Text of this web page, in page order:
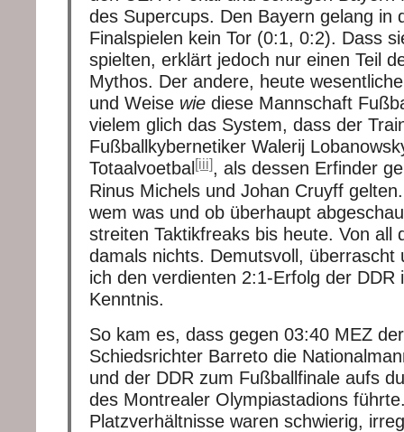
des Supercups. Den Bayern gelang in
Finalspielen kein Tor (0:1, 0:2). Dass
spielten, erklärt jedoch nur einen Teil
Mythos. Der andere, heute
und Weise wie diese Mannschaft
vielem glich das System, dass der
Fußballkybernetiker Walerij
Totaalvoetbal [iii], als dessen Erfinder
Rinus Michels und Johan Cruyff
wem was und ob überhaupt
streiten Taktikfreaks bis heute. Von all
damals nichts. Demutsvoll, überrascht
ich den verdienten 2:1-Erfolg der DDR
Kenntnis.
So kam es, dass gegen 03:40 MEZ
Schiedsrichter Barreto die
und der DDR zum Fußballfinale aufs
des Montrealer Olympiastadions
Platzverhältnisse waren schwierig,